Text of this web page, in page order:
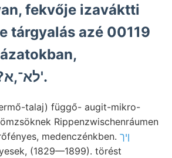
fekvője izaváktti
tárgyalás azé 00119
לא־,א?)אטיפען'.
Rippenzwischenráumen
medenczénkben. ןיך
(1829—1899). törést